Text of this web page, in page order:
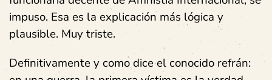
impuso. Esa es la explicación más lógica y
plausible. Muy triste.
Definitivamente y como dice el conocido refrán: